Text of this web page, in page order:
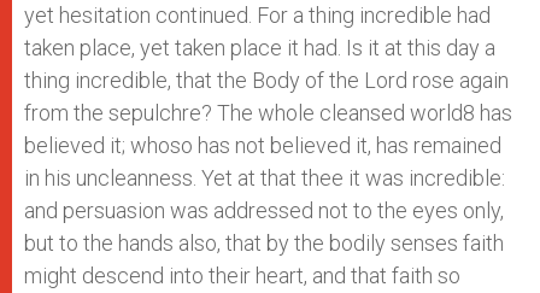
yet hesitation continued. For a thing incredible had
taken place, yet taken place it had. Is it at this day a
thing incredible, that the Body of the Lord rose again
from the sepulchre? The whole cleansed world8 has
believed it; whoso has not believed it, has remained
in his uncleanness. Yet at that thee it was incredible:
and persuasion was addressed not to the eyes only,
but to the hands also, that by the bodily senses faith
might descend into their heart, and that faith so